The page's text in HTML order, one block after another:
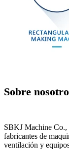
Sobre
SBKJ Machine Co.,
fabricantes de
ventilación y